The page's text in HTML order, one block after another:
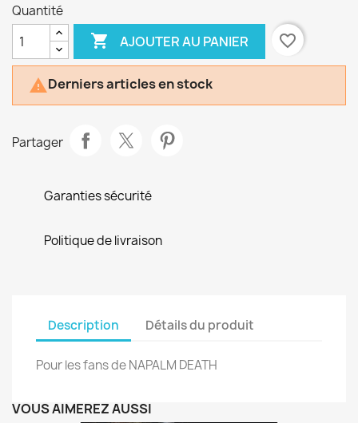
Quantité
 AJOUTER AU PANIER favorite_border
Derniers articles en stock
Partager
Garanties sécurité
Politique de livraison
Description Détails du produit
Pour les fans de NAPALM DEATH
VOUS AIMEREZ AUSSI